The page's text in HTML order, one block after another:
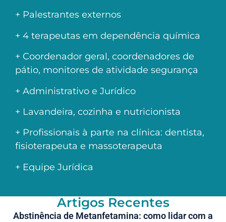
+ Palestrantes externos
+ 4 terapeutas em dependência química
+ Coordenador geral, coordenadores de
pátio, monitores de atividade segurança
+ Administrativo e Jurídico
+ Lavandeira, cozinha e nutricionista
+ Profissionais à parte na clínica: dentista,
fisioterapeuta e massoterapeuta
+ Equipe Jurídica
Artigos Recentes
Abstinência de Metanfetamina: como lidar com a